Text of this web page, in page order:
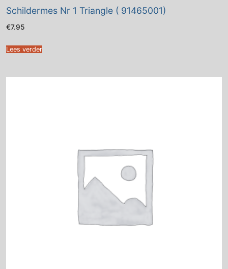
Schildermes Nr 1 Triangle ( 91465001)
€7.95
Lees verder